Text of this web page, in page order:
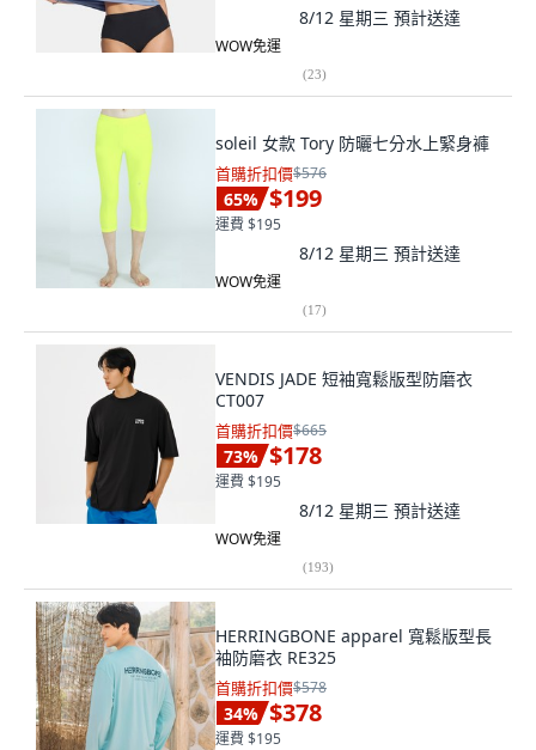
8/12 星期三 預計送達
WOW免運
(23)
soleil 女款 Tory 防曬七分水上緊身褲
首購折扣價$576
65% $199
運費 $195
8/12 星期三 預計送達
WOW免運
(17)
VENDIS JADE 短袖寬鬆版型防磨衣
CT007
首購折扣價$665
73% $178
運費 $195
8/12 星期三 預計送達
WOW免運
(193)
HERRINGBONE apparel 寬鬆版型長
袖防磨衣 RE325
首購折扣價$578
34% $378
運費 $195